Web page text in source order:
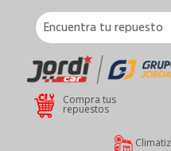
Compra tus
repuestos